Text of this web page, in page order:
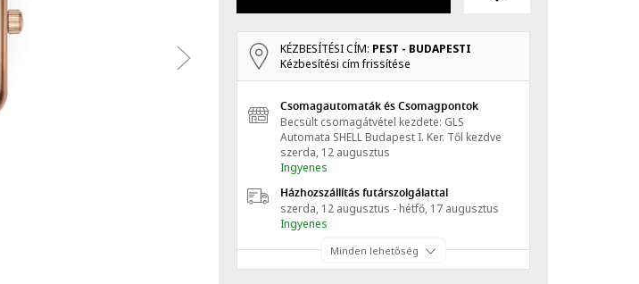
KÉZBESÍTÉSI CÍM: PEST - BUDAPESTI
Kézbesítési cím frissítése
Csomagautomaták és Csomagpontok
Becsült csomagátvétel kezdete: GLS
Automata SHELL Budapest I. Ker. Től kezdve
szerda, 12 augusztus
Ingyenes
Házhozszállítás futárszolgálattal
szerda, 12 augusztus - hétfő, 17 augusztus
Ingyenes
Minden lehetőség